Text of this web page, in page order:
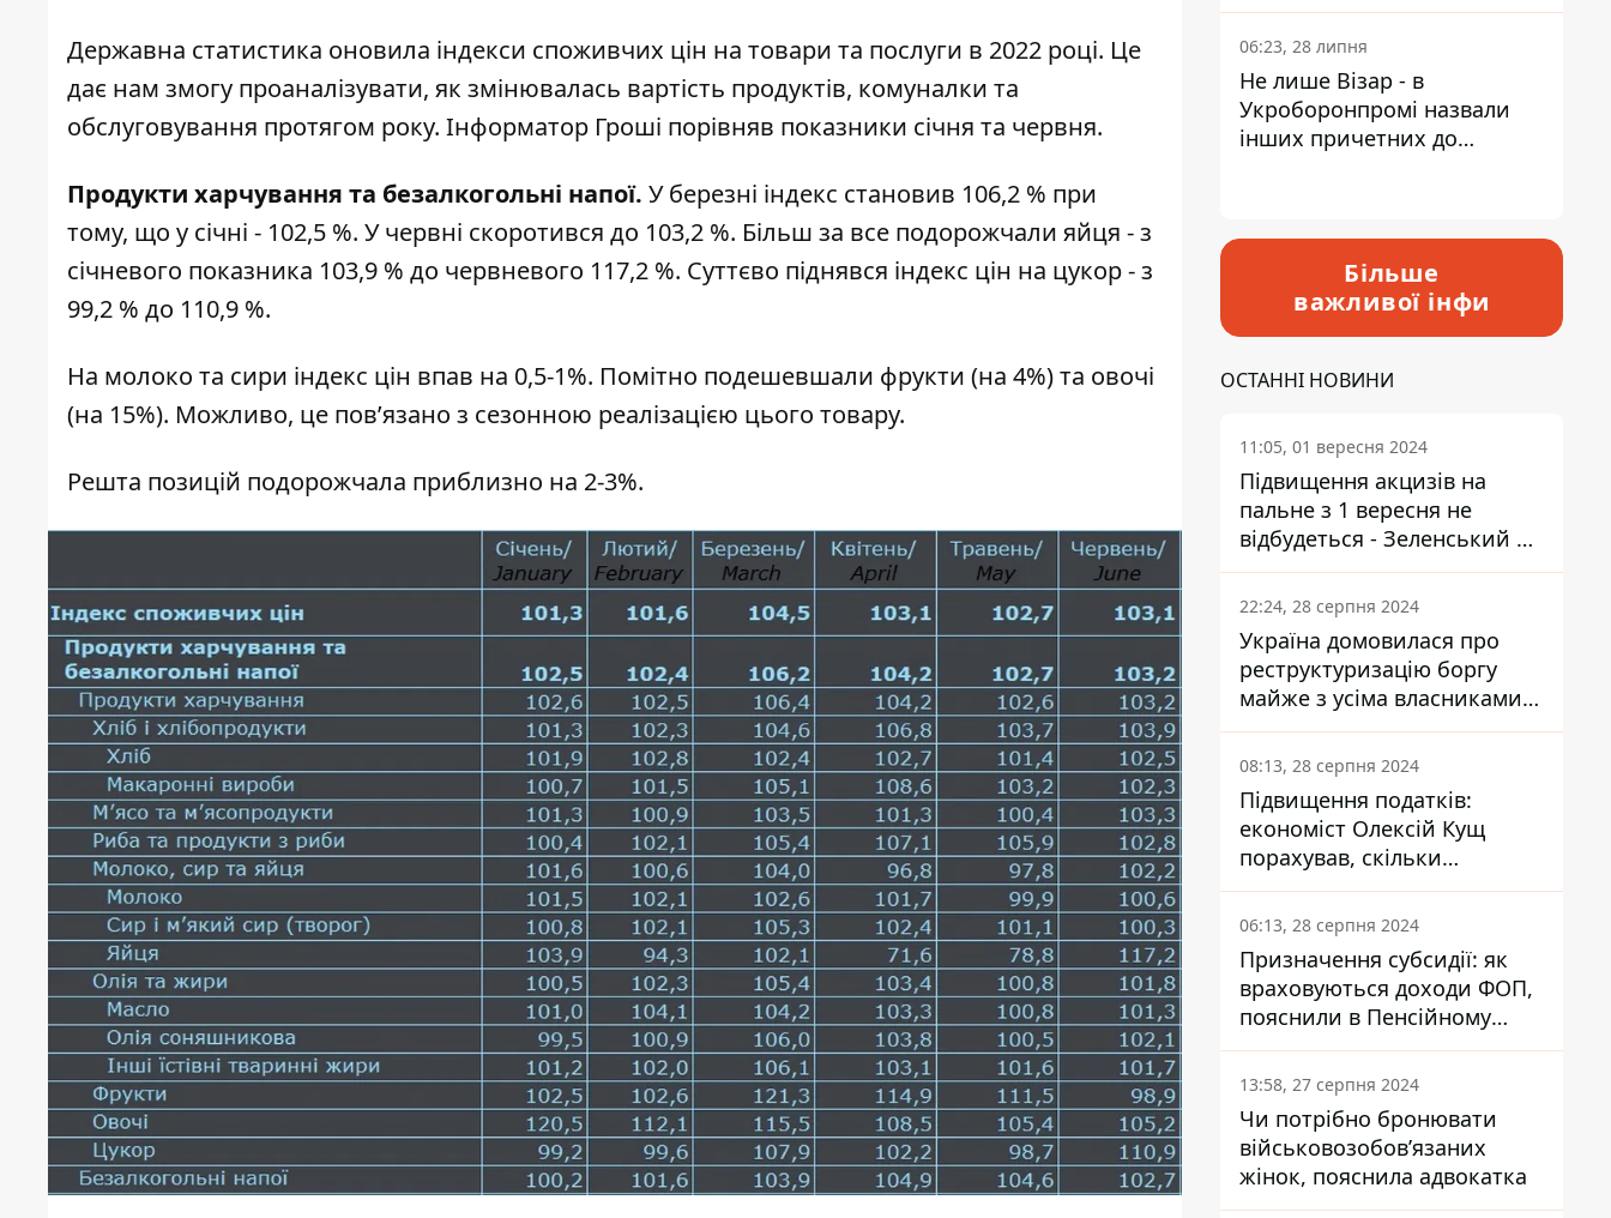
Державна статистика оновила індекси споживчих цін на товари та послуги в 2022 році. Це
дає нам змогу проаналізувати, як змінювалась вартість продуктів, комуналки та
обслуговування протягом року. Інформатор Гроші порівняв показники січня та червня.
Продукти харчування та безалкогольні напої. У березні індекс становив 106,2 % при
тому, що у січні - 102,5 %. У червні скоротився до 103,2 %. Більш за все подорожчали яйця - з
січневого показника 103,9 % до червневого 117,2 %. Суттєво піднявся індекс цін на цукор - з
99,2 % до 110,9 %.
На молоко та сири індекс цін впав на 0,5-1%. Помітно подешевшали фрукти (на 4%) та овочі
(на 15%). Можливо, це пов’язано з сезонною реалізацією цього товару.
Решта позицій подорожчала приблизно на 2-3%.
мільйони
06:23, 28 липня
Не лише Візар - в
Укроборонпромі назвали
інших причетних до
Більше
важливої інфи
ОСТАННІ НОВИНИ
11:05, 01 вересня 2024
Підвищення акцизів на
пальне з 1 вересня не
відбудеться - Зеленський не
підписав закон
22:24, 28 серпня 2024
Україна домовилася про
реструктуризацію боргу
майже з усіма власниками
єврооблігацій: що це
означає для країни
08:13, 28 серпня 2024
Підвищення податків:
економіст Олексій Кущ
порахував, скільки
заплатить кожен українець
06:13, 28 серпня 2024
Призначення субсидії: як
враховуються доходи ФОП,
пояснили в Пенсійному
фонді
13:58, 27 серпня 2024
Чи потрібно бронювати
військовозобов’язаних
жінок, пояснила адвокатка